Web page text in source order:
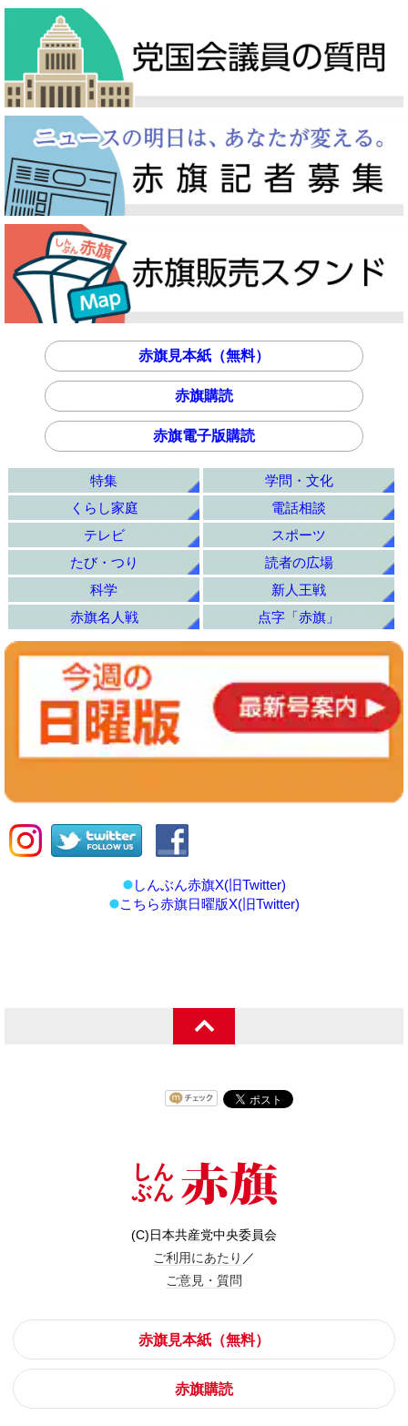
赤旗見本紙（無料）
赤旗購読
赤旗電子版購読
特集
学問・文化
くらし家庭
電話相談
テレビ
スポーツ
たび・つり
読者の広場
科学
新人王戦
赤旗名人戦
点字「赤旗」
しんぶん赤旗X(旧Twitter)
こちら赤旗日曜版X(旧Twitter)
(C)日本共産党中央委員会
ご利用にあたり ／
ご意見・質問
赤旗見本紙（無料）
赤旗購読